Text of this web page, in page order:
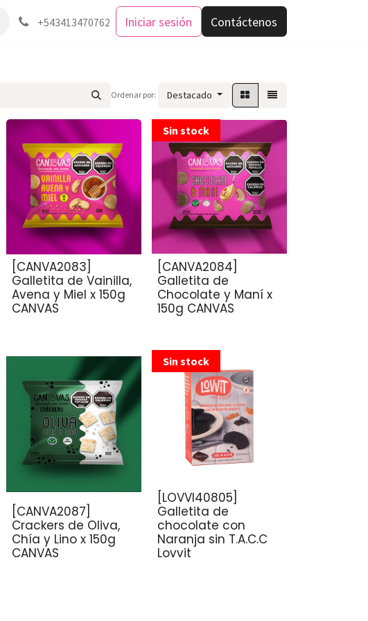
+543413470762 Iniciar sesión Contáctenos
Ordenar por: Destacado
[CANVA2083]
Galletita de Vainilla,
Avena y Miel x 150g
CANVAS
Sin stock
[CANVA2084]
Galletita de
Chocolate y Maní x
150g CANVAS
[CANVA2087]
Crackers de Oliva,
Chía y Lino x 150g
CANVAS
Sin stock
[LOVVI40805]
Galletita de
chocolate con
Naranja sin T.A.C.C
Lovvit